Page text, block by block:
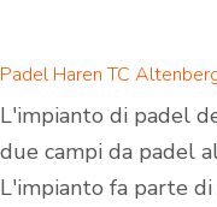
Padel Haren TC
L'impianto di padel
due campi da padel
L'impianto fa parte